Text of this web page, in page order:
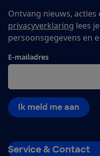
Ontvang nieuws,
privacyverklaring lees
persoonsgegevens en
E-mailadres
Ik meld me aan
Service & Contact